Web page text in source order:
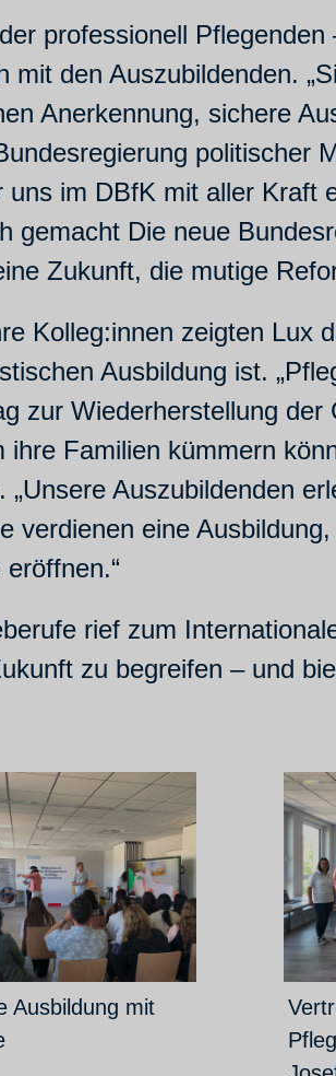
professionell
den Auszubildenden.
Anerkennung, sichere
politischer
im DBfK mit aller Kraft
gemacht Die neue
Zukunft, die mutige
Kolleg:innen zeigten Lux
Ausbildung ist.
zur Wiederherstellung
Familien kümmern
Auszubildenden
verdienen eine
rief zum
zu begreifen – und
Ausbildung mit